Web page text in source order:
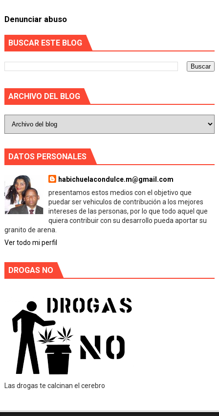
Denunciar abuso
BUSCAR ESTE BLOG
ARCHIVO DEL BLOG
DATOS PERSONALES
habichuelacondulce.m@gmail.com
presentamos estos medios con el objetivo que
puedar ser vehiculos de contribución a los mejores
intereses de las personas, por lo que todo aquel que
quiera contribuir con su desarrollo pueda aportar su
granito de arena.
Ver todo mi perfil
DROGAS NO
Las drogas te calcinan el cerebro